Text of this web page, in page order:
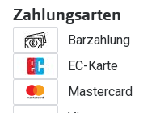
Zahlungsarten
Barzahlung
EC-Karte
Mastercard